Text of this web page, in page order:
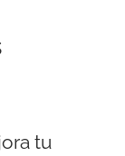
tu